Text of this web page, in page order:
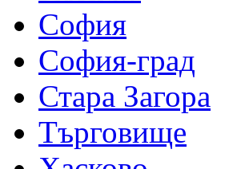
София
София-град
Стара Загора
Търговище